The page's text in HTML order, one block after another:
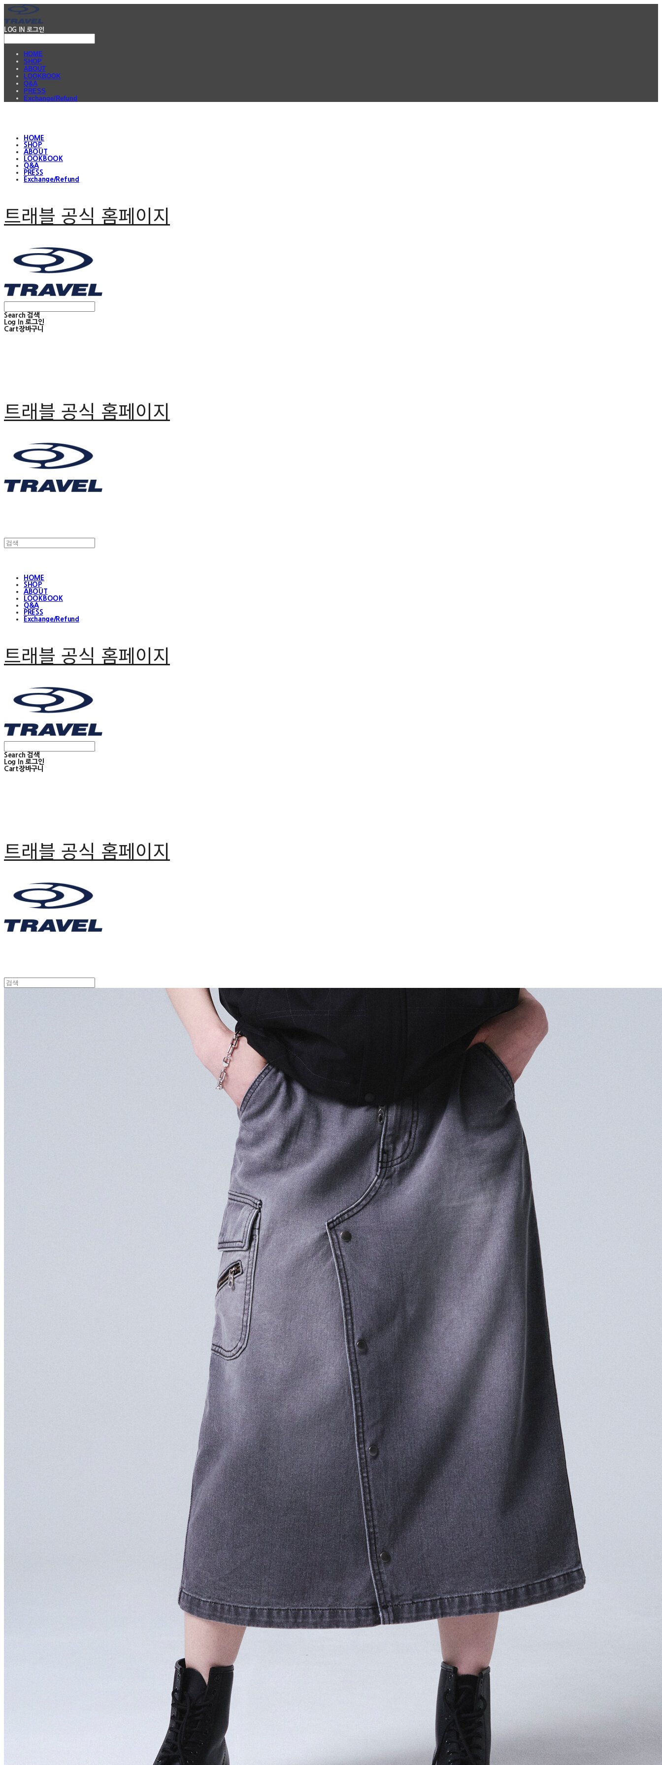
LOG IN 로그인
HOME
SHOP
ABOUT
LOOKBOOK
Q&A
PRESS
Exchange/Refund
HOME
SHOP
ABOUT
LOOKBOOK
Q&A
PRESS
Exchange/Refund
트래블 공식 홈페이지
Search 검색
Log In 로그인
Cart장바구니
트래블 공식 홈페이지
HOME
SHOP
ABOUT
LOOKBOOK
Q&A
PRESS
Exchange/Refund
트래블 공식 홈페이지
Search 검색
Log In 로그인
Cart장바구니
트래블 공식 홈페이지